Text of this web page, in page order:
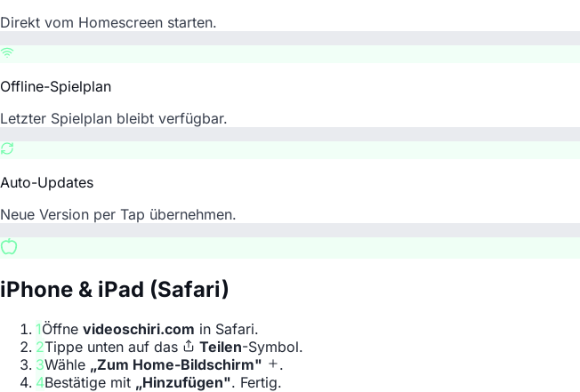
Direkt vom Homescreen starten.
Offline-Spielplan
Letzter Spielplan bleibt verfügbar.
Auto-Updates
Neue Version per Tap übernehmen.
iPhone & iPad (Safari)
1Öffne videoschiri.com in Safari.
2Tippe unten auf das Teilen-Symbol.
3Wähle „Zum Home-Bildschirm"
.
4Bestätige mit „Hinzufügen". Fertig.